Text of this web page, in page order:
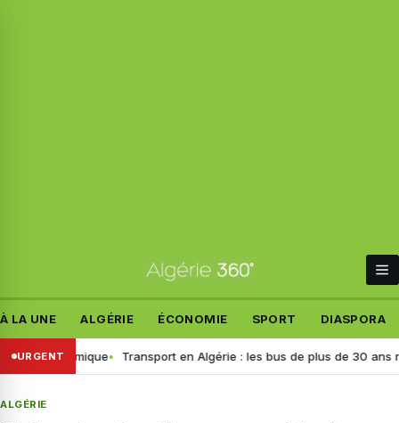
À LA UNE ALGÉRIE ÉCONOMIE SPORT DIASPORA
URGENT Transport en Algérie : les bus de plus de 30 ans retirés,
ALGÉRIE